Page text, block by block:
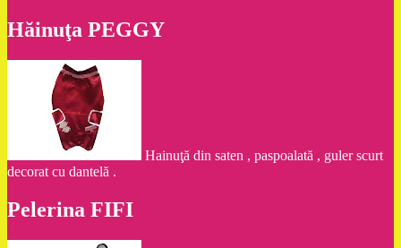
Hăinuţa PEGGY
Hainuţă din saten , paspoalată , guler scurt
decorat cu dantelă .
Pelerina FIFI